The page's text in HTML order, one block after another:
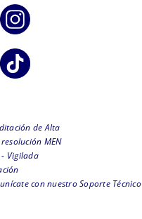
de Alta
MEN
Vigilada
con nuestro Soporte Técnico